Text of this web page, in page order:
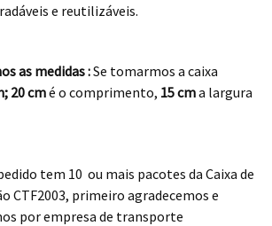
e reutilizáveis.
as medidas :Se tomarmos a caixa
20 cmé o comprimento, 15 cma largura
tem 10 ou mais pacotes da Caixa de
CTF2003, primeiro agradecemos e
por empresa de transporte